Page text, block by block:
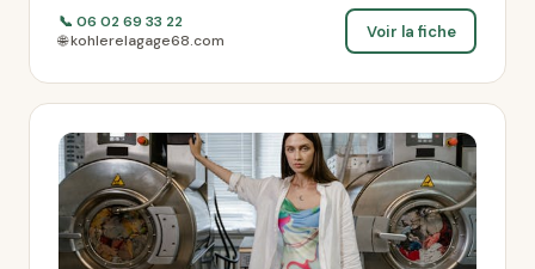
📞 06 02 69 33 22
🌐 kohlerelagage68.com
Voir la fiche